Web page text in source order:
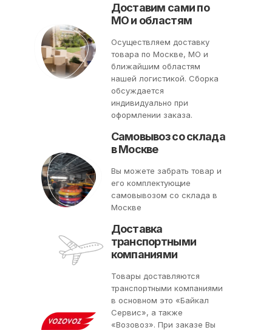
Доставим сами по
МО и областям
Осуществляем доставку
товара по Москве, МО и
ближайшим областям
нашей логистикой. Сборка
обсуждается
индивидуально при
оформлении заказа.
Самовывоз со склада
в Москве
Вы можете забрать товар и
его комплектующие
самовывозом со склада в
Москве
Доставка
транспортными
компаниями
Товары доставляются
транспортными компаниями
в основном это «Байкал
Сервис», а также
«Возовоз». При заказе Вы